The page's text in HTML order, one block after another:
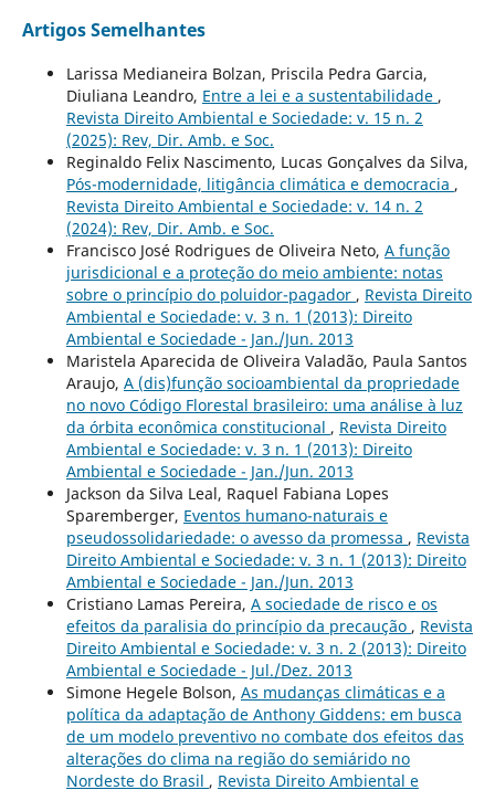
Artigos Semelhantes
Larissa Medianeira Bolzan, Priscila Pedra Garcia,
Diuliana Leandro, Entre a lei e a sustentabilidade ,
Revista Direito Ambiental e Sociedade: v. 15 n. 2
(2025): Rev, Dir. Amb. e Soc.
Reginaldo Felix Nascimento, Lucas Gonçalves da Silva,
Pós-modernidade, litigância climática e democracia ,
Revista Direito Ambiental e Sociedade: v. 14 n. 2
(2024): Rev, Dir. Amb. e Soc.
Francisco José Rodrigues de Oliveira Neto, A função
jurisdicional e a proteção do meio ambiente: notas
sobre o princípio do poluidor-pagador , Revista Direito
Ambiental e Sociedade: v. 3 n. 1 (2013): Direito
Ambiental e Sociedade - Jan./Jun. 2013
Maristela Aparecida de Oliveira Valadão, Paula Santos
Araujo, A (dis)função socioambiental da propriedade
no novo Código Florestal brasileiro: uma análise à luz
da órbita econômica constitucional , Revista Direito
Ambiental e Sociedade: v. 3 n. 1 (2013): Direito
Ambiental e Sociedade - Jan./Jun. 2013
Jackson da Silva Leal, Raquel Fabiana Lopes
Sparemberger, Eventos humano-naturais e
pseudossolidariedade: o avesso da promessa , Revista
Direito Ambiental e Sociedade: v. 3 n. 1 (2013): Direito
Ambiental e Sociedade - Jan./Jun. 2013
Cristiano Lamas Pereira, A sociedade de risco e os
efeitos da paralisia do princípio da precaução , Revista
Direito Ambiental e Sociedade: v. 3 n. 2 (2013): Direito
Ambiental e Sociedade - Jul./Dez. 2013
Simone Hegele Bolson, As mudanças climáticas e a
política da adaptação de Anthony Giddens: em busca
de um modelo preventivo no combate dos efeitos das
alterações do clima na região do semiárido no
Nordeste do Brasil , Revista Direito Ambiental e